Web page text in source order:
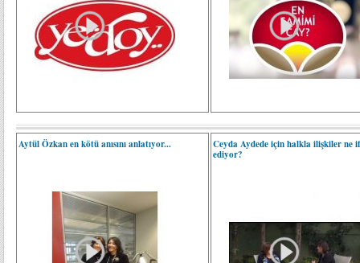
Aytül Özkan en kötü anısını anlatıyor...
Ceyda Aydede için halkla ilişkiler ne
ediyor?